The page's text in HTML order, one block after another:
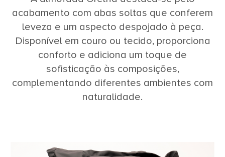
acabamento com abas soltas que conferem
leveza e um aspecto despojado à peça.
Disponível em couro ou tecido, proporciona
conforto e adiciona um toque de
sofisticação às composições,
complementando diferentes ambientes com
naturalidade.